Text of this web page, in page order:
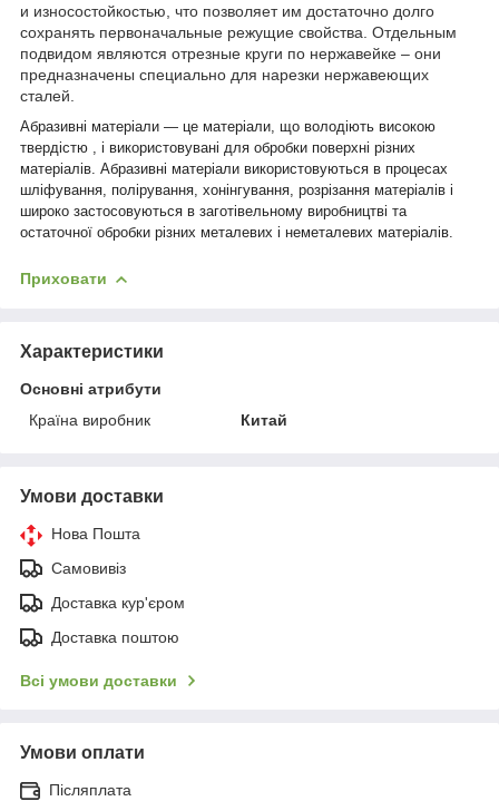
и износостойкостью, что позволяет им достаточно долго
сохранять первоначальные режущие свойства. Отдельным
подвидом являются отрезные круги по нержавейке – они
предназначены специально для нарезки нержавеющих
сталей.
Абразивні матеріали — це матеріали, що володіють високою
твердістю , і використовувані для обробки поверхні різних
матеріалів. Абразивні матеріали використовуються в процесах
шліфування, полірування, хонінгування, розрізання матеріалів і
широко застосовуються в заготівельному виробництві та
остаточної обробки різних металевих і неметалевих матеріалів.
Приховати
Характеристики
Основні атрибути
Країна виробник
Китай
Умови доставки
Нова Пошта
Самовивіз
Доставка кур'єром
Доставка поштою
Всі умови доставки
Умови оплати
Післяплата